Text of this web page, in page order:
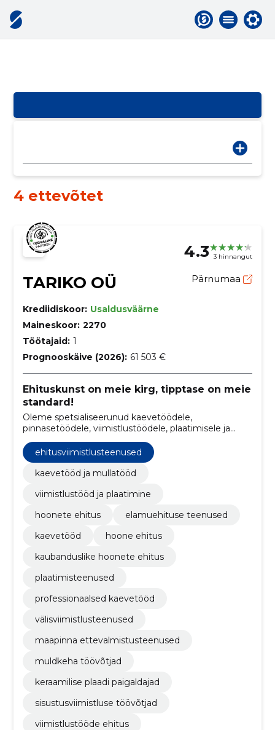
4 ettevõtet
4.3 3 hinnangut
TARIKO OÜ Pärnumaa
Krediidiskoor: Usaldusväärne
Maineskoor: 2270
Töötajaid: 1
Prognooskäive (2026): 61 503 €
Ehituskunst on meie kirg, tipptase on meie
standard!
Oleme spetsialiseerunud kaevetöödele,
pinnasetöödele, viimistlustöödele, plaatimisele ja
hoonete ehitusele.
ehitusviimistlusteenused
kaevetööd ja mullatööd
viimistlustööd ja plaatimine
hoonete ehitus
elamuehituse teenused
kaevetööd
hoone ehitus
kaubanduslike hoonete ehitus
plaatimisteenused
professionaalsed kaevetööd
välisviimistlusteenused
maapinna ettevalmistusteenused
muldkeha töövõtjad
keraamilise plaadi paigaldajad
sisustusviimistluse töövõtjad
viimistlustööde ehitus